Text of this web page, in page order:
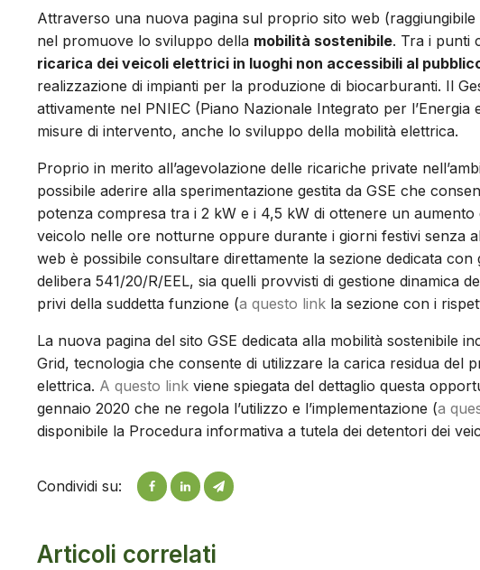
Attraverso una nuova pagina sul proprio sito web (raggiungibile
nel promuove lo sviluppo della mobilità sostenibile. Tra i punti
ricarica dei veicoli elettrici in luoghi non accessibili al
realizzazione di impianti per la produzione di biocarburanti. Il
attivamente nel PNIEC (Piano Nazionale Integrato per
misure di intervento, anche lo sviluppo della mobilità elettrica.
Proprio in merito all’agevolazione delle ricariche private
possibile aderire alla sperimentazione gestita da GSE che
potenza compresa tra i 2 kW e i 4,5 kW di ottenere un
veicolo nelle ore notturne oppure durante i giorni festivi senza
web è possibile consultare direttamente la sezione dedicata con
delibera 541/20/R/EEL, sia quelli provvisti di gestione dinamica
privi della suddetta funzione (a questo link la sezione con i
La nuova pagina del sito GSE dedicata alla mobilità sostenibile
Grid, tecnologia che consente di utilizzare la carica residua del
elettrica. A questo link viene spiegata del dettaglio questa
gennaio 2020 che ne regola l’utilizzo e l’implementazione (a
disponibile la Procedura informativa a tutela dei detentori dei
Condividi su:
Articoli correlati